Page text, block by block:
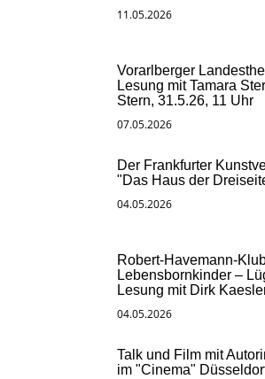
11.05.2026
Vorarlberger
Lesung mit Tamara
Stern, 31.5.26, 11 Uhr
07.05.2026
Der Frankfurter
"Das Haus der
04.05.2026
Robert-Havemann-
Lebensbornkinder –
Lesung mit Dirk
04.05.2026
Talk und Film mit
im "Cinema"